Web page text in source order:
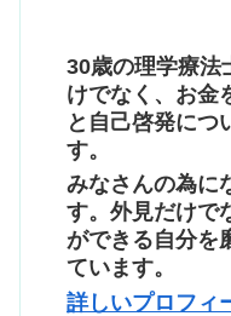
30歳の理学療法
けでなく、お金
と自己啓発につ
す。
みなさんの為に
す。外見だけで
ができる自分を
ています。
詳しいプロフィ